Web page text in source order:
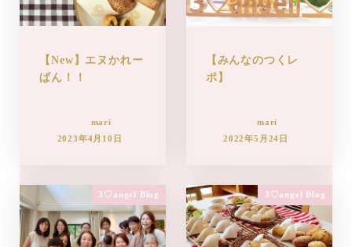
【New】エヌかれー
ぱん！！
mari
2023年4月10日
【みんなのつくレ
ポ】
mari
2022年5月24日
3♡angel Blog 3♡angel Blog